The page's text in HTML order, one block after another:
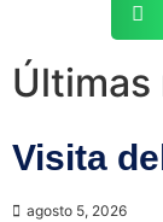
Últimas
Visita
agosto 5, 2026